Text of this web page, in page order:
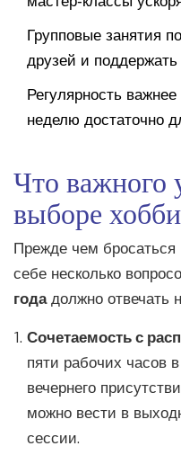
Групповые занятия
друзей и
Регулярность
неделю достаточно
Что важного
выборе хобби
Прежде чем бросаться
себе несколько
годадолжно отвечать
Сочетаемость с
пяти рабочих часов
вечернего
можно вести в
сессии.